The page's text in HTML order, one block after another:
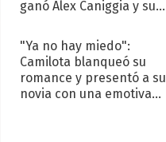
ganó Alex Caniggia y sus
"Ya no hay miedo":
Camilota blanqueó su
romance y presentó a su
novia con una emotiva